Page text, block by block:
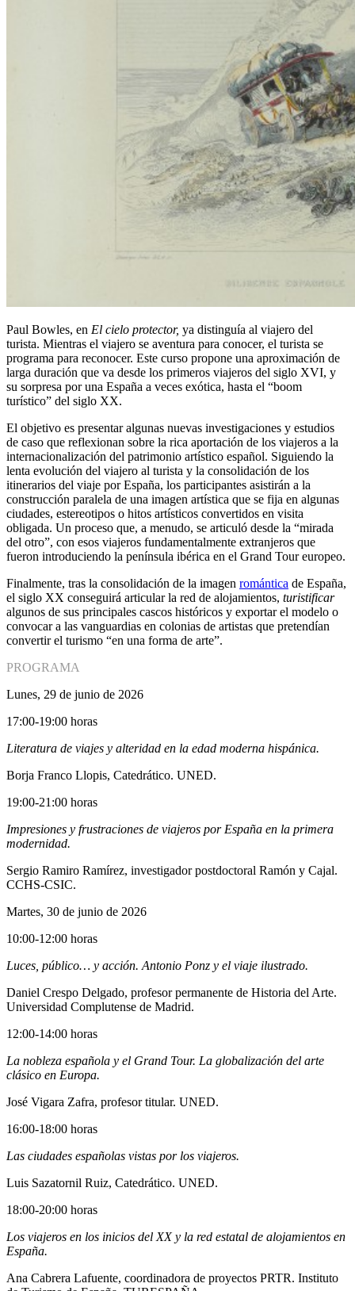
Paul Bowles, en El cielo protector, ya distinguía al viajero del
turista. Mientras el viajero se aventura para conocer, el turista se
programa para reconocer. Este curso propone una aproximación de
larga duración que va desde los primeros viajeros del siglo XVI, y
su sorpresa por una España a veces exótica, hasta el “boom
turístico” del siglo XX.
El objetivo es presentar algunas nuevas investigaciones y estudios
de caso que reflexionan sobre la rica aportación de los viajeros a la
internacionalización del patrimonio artístico español. Siguiendo la
lenta evolución del viajero al turista y la consolidación de los
itinerarios del viaje por España, los participantes asistirán a la
construcción paralela de una imagen artística que se fija en algunas
ciudades, estereotipos o hitos artísticos convertidos en visita
obligada. Un proceso que, a menudo, se articuló desde la “mirada
del otro”, con esos viajeros fundamentalmente extranjeros que
fueron introduciendo la península ibérica en el Grand Tour europeo.
Finalmente, tras la consolidación de la imagen romántica de España,
el siglo XX conseguirá articular la red de alojamientos, turistificar
algunos de sus principales cascos históricos y exportar el modelo o
convocar a las vanguardias en colonias de artistas que pretendían
convertir el turismo “en una forma de arte”.
PROGRAMA
Lunes, 29 de junio de 2026
17:00-19:00 horas
Literatura de viajes y alteridad en la edad moderna hispánica.
Borja Franco Llopis, Catedrático. UNED.
19:00-21:00 horas
Impresiones y frustraciones de viajeros por España en la primera
modernidad.
Sergio Ramiro Ramírez, investigador postdoctoral Ramón y Cajal.
CCHS-CSIC.
Martes, 30 de junio de 2026
10:00-12:00 horas
Luces, público… y acción. Antonio Ponz y el viaje ilustrado.
Daniel Crespo Delgado, profesor permanente de Historia del Arte.
Universidad Complutense de Madrid.
12:00-14:00 horas
La nobleza española y el Grand Tour. La globalización del arte
clásico en Europa.
José Vigara Zafra, profesor titular. UNED.
16:00-18:00 horas
Las ciudades españolas vistas por los viajeros.
Luis Sazatornil Ruiz, Catedrático. UNED.
18:00-20:00 horas
Los viajeros en los inicios del XX y la red estatal de alojamientos en
España.
Ana Cabrera Lafuente, coordinadora de proyectos PRTR. Instituto